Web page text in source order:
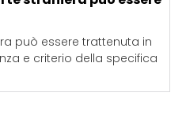
può essere trattenuta in
e criterio della specifica